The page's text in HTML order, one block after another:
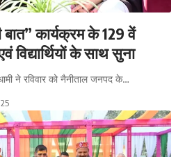
कार्यक्रम के 129 वें
के साथ सुना
ने रविवार को नैनीताल जनपद के…